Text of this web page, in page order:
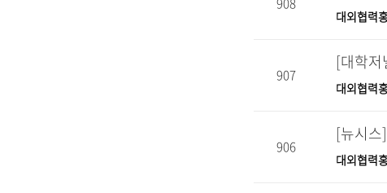
대외협력
907
[대학
대외협력
906
[뉴시
대외협력